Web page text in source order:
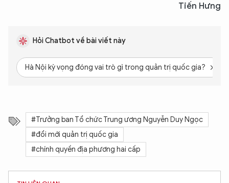
Tiến Hưng
Hỏi Chatbot về bài viết này
Hà Nội kỳ vọng đóng vai trò gì trong quản trị quốc gia?
#Trưởng ban Tổ chức Trung ương Nguyễn Duy Ngọc
#đổi mới quản trị quốc gia
#chính quyền địa phương hai cấp